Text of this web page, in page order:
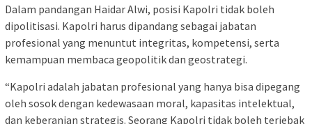
Dalam pandangan Haidar Alwi, posisi Kapolri tidak boleh
dipolitisasi. Kapolri harus dipandang sebagai jabatan
profesional yang menuntut integritas, kompetensi, serta
kemampuan membaca geopolitik dan geostrategi.
“Kapolri adalah jabatan profesional yang hanya bisa dipegang
oleh sosok dengan kedewasaan moral, kapasitas intelektual,
dan keberanian strategis. Seorang Kapolri tidak boleh terjebak